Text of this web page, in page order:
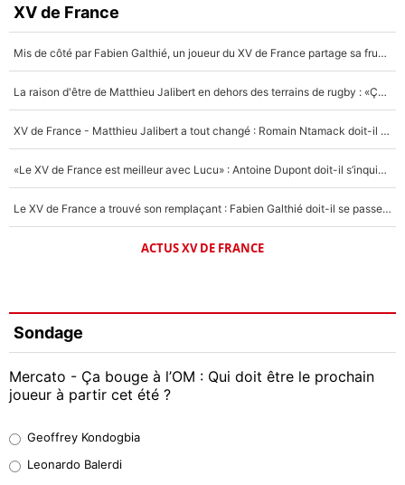
XV de France
Mis de côté par Fabien Galthié, un joueur du XV de France partage sa frustration : «ils ne me l’ont pas dit tout de suite»
La raison d'être de Matthieu Jalibert en dehors des terrains de rugby : «Ça m'atteint autant que si tu touches à un membre de ma famille»
XV de France - Matthieu Jalibert a tout changé : Romain Ntamack doit-il s’inquiéter pour sa place à un an de la Coupe du monde ?
«Le XV de France est meilleur avec Lucu» : Antoine Dupont doit-il s’inquiéter pour sa place ?
Le XV de France a trouvé son remplaçant : Fabien Galthié doit-il se passer d'Antoine Dupont ?
ACTUS XV DE FRANCE
Sondage
Mercato - Ça bouge à l’OM : Qui doit être le prochain
joueur à partir cet été ?
38%
Geoffrey Kondogbia
Leonardo Balerdi